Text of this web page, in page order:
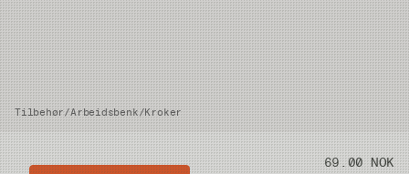
Tilbehør/Arbeidsbenk/Kroker
Pris 69.00 NOK